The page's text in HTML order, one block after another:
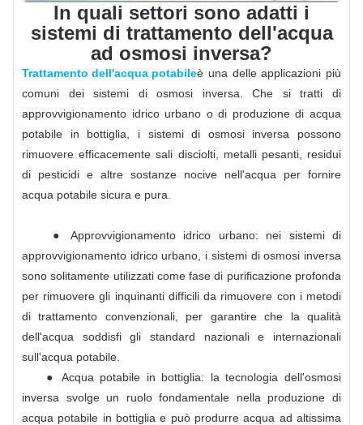
In quali settori sono adatti i
sistemi di trattamento dell'acqua
ad osmosi inversa?
Trattamento dell'acqua potabileè una delle applicazioni più
comuni dei sistemi di osmosi inversa. Che si tratti di
approvvigionamento idrico urbano o di produzione di acqua
potabile in bottiglia, i sistemi di osmosi inversa possono
rimuovere efficacemente sali disciolti, metalli pesanti, residui
di pesticidi e altre sostanze nocive nell'acqua per fornire
acqua potabile sicura e pura.
● Approvvigionamento idrico urbano: nei sistemi di
approvvigionamento idrico urbano, i sistemi di osmosi inversa
sono solitamente utilizzati come fase di purificazione profonda
per rimuovere gli inquinanti difficili da rimuovere con i metodi
di trattamento convenzionali, per garantire che la qualità
dell'acqua soddisfi gli standard nazionali e internazionali
sull'acqua potabile.
● Acqua potabile in bottiglia: la tecnologia dell'osmosi
inversa svolge un ruolo fondamentale nella produzione di
acqua potabile in bottiglia e può produrre acqua ad altissima